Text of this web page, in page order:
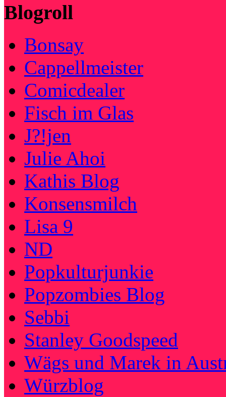
Blogroll
Bonsay
Cappellmeister
Comicdealer
Fisch im Glas
J?!jen
Julie Ahoi
Kathis Blog
Konsensmilch
Lisa 9
ND
Popkulturjunkie
Popzombies Blog
Sebbi
Stanley Goodspeed
Wägs und Marek in
Würzblog